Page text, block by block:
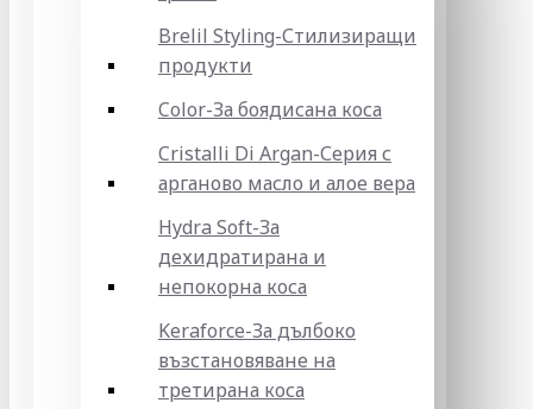
Brelil Styling-Стилизиращи
продукти
Color-За боядисана коса
Cristalli Di Argan-Серия с
арганово масло и алое вера
Hydra Soft-За
дехидратирана и
непокорна коса
Keraforce-За дълбоко
възстановяване на
третирана коса